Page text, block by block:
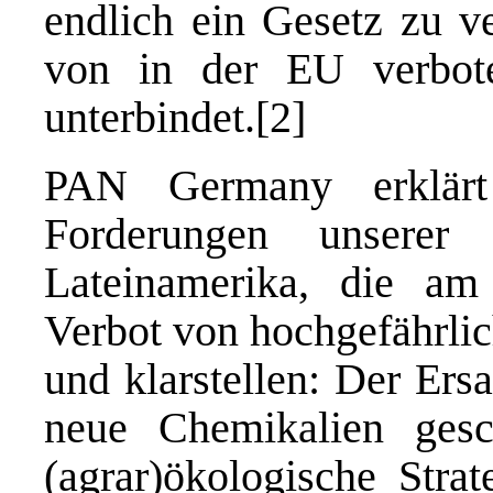
endlich ein Gesetz zu
von in der EU
unterbindet.[2]
PAN Germany
Forderungen
Lateinamerika, die
Verbot von
und klarstellen: Der
neue Chemikalien
(agrar)ökologische